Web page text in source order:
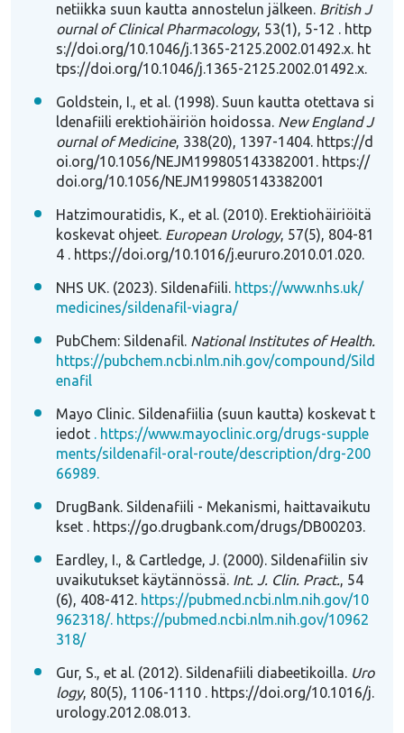
netiikka suun kautta annostelun jälkeen. British J
ournal of Clinical Pharmacology, 53(1), 5-12 . http
s://doi.org/10.1046/j.1365-2125.2002.01492.x. ht
tps://doi.org/10.1046/j.1365-2125.2002.01492.x.
Goldstein, I., et al. (1998). Suun kautta otettava si
ldenafiili erektiohäiriön hoidossa. New England J
ournal of Medicine, 338(20), 1397-1404. https://d
oi.org/10.1056/NEJM199805143382001. https://
doi.org/10.1056/NEJM199805143382001
Hatzimouratidis, K., et al. (2010). Erektiohäiriöitä
koskevat ohjeet. European Urology, 57(5), 804-81
4 . https://doi.org/10.1016/j.eururo.2010.01.020.
NHS UK. (2023). Sildenafiili. https://www.nhs.uk/
medicines/sildenafil-viagra/
PubChem: Sildenafil. National Institutes of Health.
https://pubchem.ncbi.nlm.nih.gov/compound/Sild
enafil
Mayo Clinic. Sildenafiilia (suun kautta) koskevat t
iedot . https://www.mayoclinic.org/drugs-supple
ments/sildenafil-oral-route/description/drg-200
66989.
DrugBank. Sildenafiili - Mekanismi, haittavaikutu
kset . https://go.drugbank.com/drugs/DB00203.
Eardley, I., & Cartledge, J. (2000). Sildenafiilin siv
uvaikutukset käytännössä. Int. J. Clin. Pract., 54
(6), 408-412. https://pubmed.ncbi.nlm.nih.gov/10
962318/. https://pubmed.ncbi.nlm.nih.gov/10962
318/
Gur, S., et al. (2012). Sildenafiili diabeetikoilla. Uro
logy, 80(5), 1106-1110 . https://doi.org/10.1016/j.
urology.2012.08.013.